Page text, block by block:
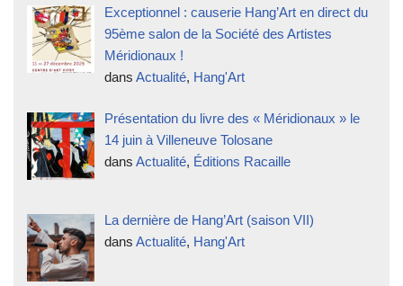
Exceptionnel : causerie Hang’Art en direct du
95ème salon de la Société des Artistes
Méridionaux !
dansActualité, Hang'Art
Présentation du livre des « Méridionaux » le
14 juin à Villeneuve Tolosane
dansActualité, Éditions Racaille
La dernière de Hang’Art (saison VII)
dansActualité, Hang'Art